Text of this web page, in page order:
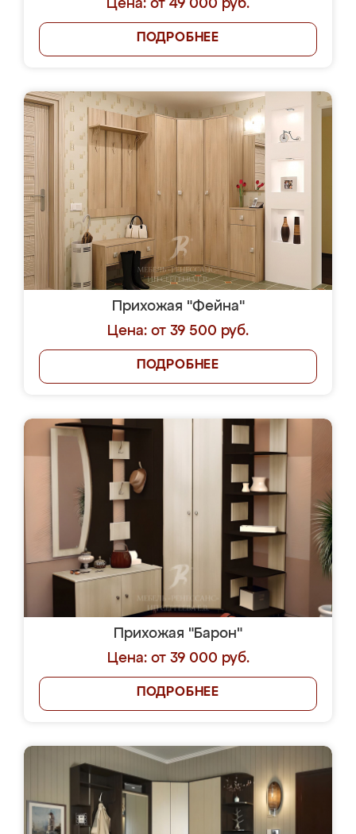
Цена: от 49 000 руб.
ПОДРОБНЕЕ
Прихожая "Фейна"
Цена: от 39 500 руб.
ПОДРОБНЕЕ
Прихожая "Барон"
Цена: от 39 000 руб.
ПОДРОБНЕЕ